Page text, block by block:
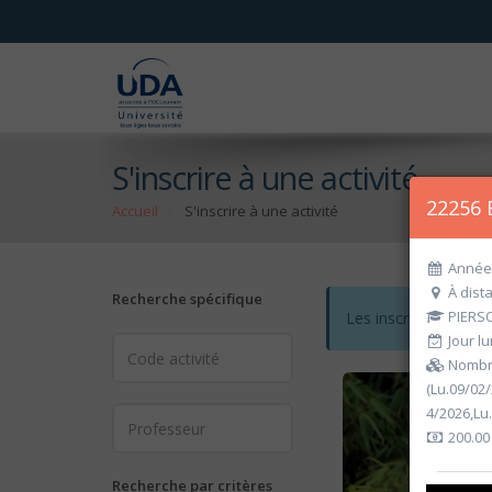
S'inscrire à une activité
Accueil S'inscrire à une activité
Recherche spécifique
Recherche par critères
Les inscriptions
22256
À
Jour
(Lu.09/
4/